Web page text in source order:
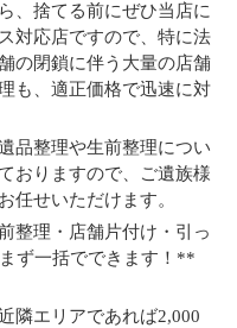
、捨てる前にぜひ当店に
対応店ですので、特に法
の閉鎖に伴う大量の店舗
も、適正価格で迅速に対
品整理や生前整理につい
おりますので、ご遺族様
任せいただけます。
整理・店舗片付け・引っ
ず一括でできます！**
隣エリアであれば2,000